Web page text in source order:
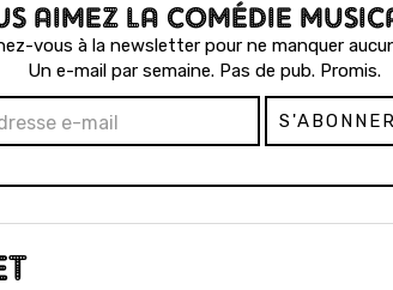
AIMEZ LA COMÉDIE
vous à la newsletter pour ne manquer
Un e-mail par semaine. Pas de pub. Promis.
S'ABONNER